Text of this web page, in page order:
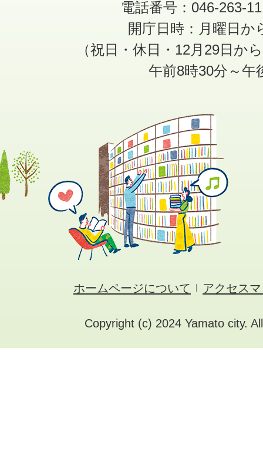
電話番号：046-263-
開庁日時：月曜日か
（祝日・休日・12月29日か
午前8時30分～午
ホームページについて アクセス
Copyright (c) 2024 Yamato city.